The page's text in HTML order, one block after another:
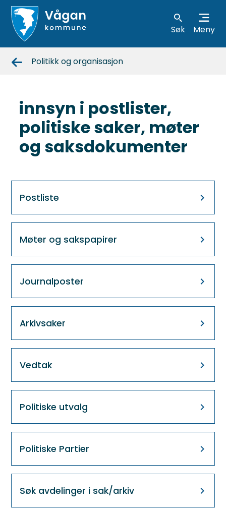
Vågan
Søk Meny
Politikk og organisasjon
innsyn i postlister,
politiske saker, møter
og saksdokumenter
Postliste
Møter og sakspapirer
Journalposter
Arkivsaker
Vedtak
Politiske utvalg
Politiske Partier
Søk avdelinger i sak/arkiv